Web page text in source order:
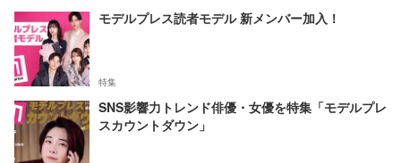
モデルプレス読者モデル 新メンバー加入！
特集
SNS影響力トレンド俳優・女優を特集「モデルプレ
スカウントダウン」